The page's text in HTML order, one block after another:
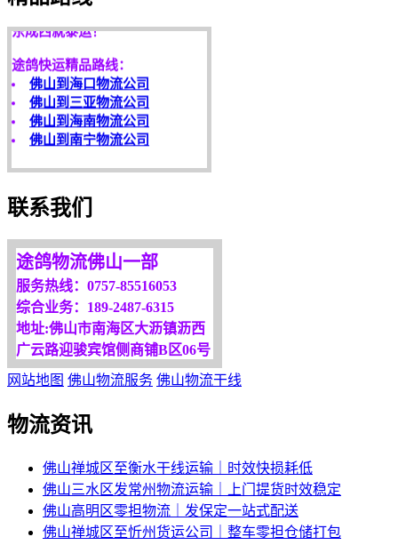
东成西就泰运！
途鸽快运精品路线：
佛山到海口物流公司
佛山到三亚物流公司
佛山到海南物流公司
佛山到南宁物流公司
客户是永远的朋友，
服务是永恒的追求！
欢迎您光临！
我们将竭诚为你服务！
联系我们
途鸽物流佛山一部
服务热线：0757-85516053
综合业务：189-2487-6315
地址:佛山市南海区大沥镇沥西
广云路迎骏宾馆侧商铺B区06号
网站地图 佛山物流服务 佛山物流干线
物流资讯
佛山禅城区至衡水干线运输｜时效快损耗低
佛山三水区发常州物流运输｜上门提货时效稳定
佛山高明区零担物流｜发保定一站式配送
佛山禅城区至忻州货运公司｜整车零担仓储打包